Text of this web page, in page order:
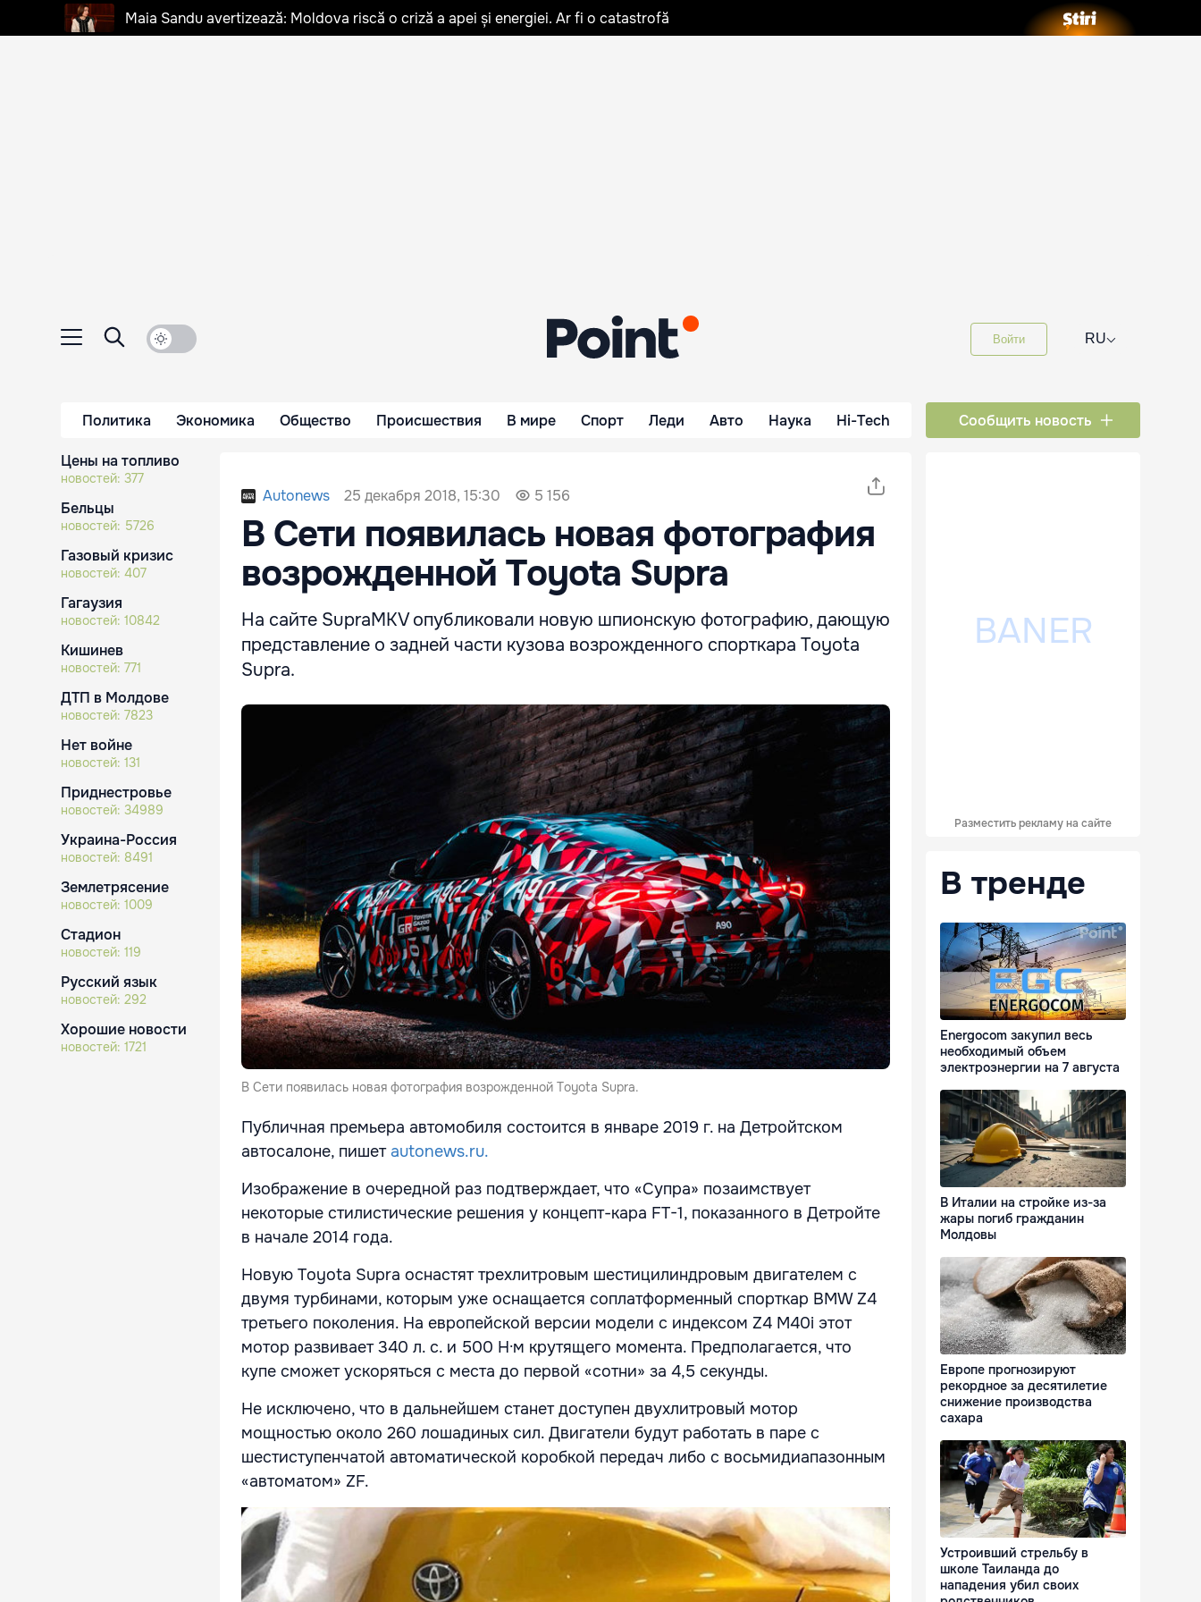
Maia Sandu avertizează: Moldova riscă o criză a apei și energiei. Ar fi o catastrofă
Войти RU⌵
Политика Экономика Общество Происшествия В мире Спорт Леди Авто Наука Hi-Tech Сообщить новость
Цены на топливо
новостей: 377
Бельцы
новостей: 5726
Газовый кризис
новостей: 407
Гагаузия
новостей: 10842
Кишинев
новостей: 771
ДТП в Молдове
новостей: 7823
Нет войне
новостей: 131
Приднестровье
новостей: 34989
Украина-Россия
новостей: 8491
Землетрясение
новостей: 1009
Стадион
новостей: 119
Русский язык
новостей: 292
Хорошие новости
новостей: 1721
Autonews 25 декабря 2018, 15:30 5 156
В Сети появилась новая фотография
возрожденной Toyota Supra
На сайте SupraMKV опубликовали новую шпионскую фотографию, дающую
представление о задней части кузова возрожденного спорткара Toyota
Supra.
В Сети появилась новая фотография возрожденной Toyota Supra.
Публичная премьера автомобиля состоится в январе 2019 г. на Детройтском
автосалоне, пишет autonews.ru.
Изображение в очередной раз подтверждает, что «Супра» позаимствует
некоторые стилистические решения у концепт-кара FT-1, показанного в Детройте
в начале 2014 года.
Новую Toyota Supra оснастят трехлитровым шестицилиндровым двигателем с
двумя турбинами, которым уже оснащается соплатформенный спорткар BMW Z4
третьего поколения. На европейской версии модели с индексом Z4 M40i этот
мотор развивает 340 л. с. и 500 Н·м крутящего момента. Предполагается, что
купе сможет ускоряться с места до первой «сотни» за 4,5 секунды.
Не исключено, что в дальнейшем станет доступен двухлитровый мотор
мощностью около 260 лошадиных сил. Двигатели будут работать в паре с
шестиступенчатой автоматической коробкой передач либо с восьмидиапазонным
«автоматом» ZF.
Разместить рекламу на сайте
В тренде
Energocom закупил весь
необходимый объем
электроэнергии на 7 августа
В Италии на стройке из-за
жары погиб гражданин
Молдовы
Европе прогнозируют
рекордное за десятилетие
снижение производства
сахара
Устроивший стрельбу в
школе Таиланда до
нападения убил своих